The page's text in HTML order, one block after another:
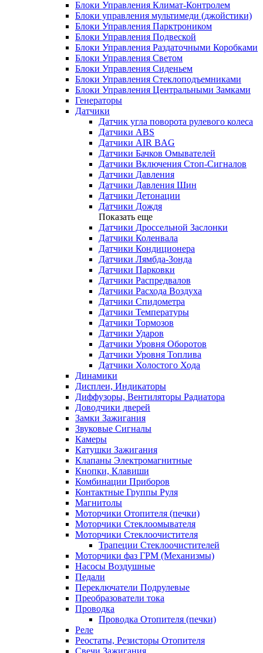
Блоки Управления Климат-Контролем
Блоки управления мультимеди (джойстики)
Блоки Управления Парктроником
Блоки Управления Подвеской
Блоки Управления Раздаточными Коробками
Блоки Управления Светом
Блоки Управления Сиденьем
Блоки Управления Стеклоподъемниками
Блоки Управления Центральными Замками
Генераторы
Датчики
Датчик угла поворота рулевого колеса
Датчики ABS
Датчики AIR BAG
Датчики Бачков Омывателей
Датчики Включения Стоп-Сигналов
Датчики Давления
Датчики Давления Шин
Датчики Детонации
Датчики Дождя
Показать еще
Датчики Дроссельной Заслонки
Датчики Коленвала
Датчики Кондиционера
Датчики Лямбда-Зонда
Датчики Парковки
Датчики Распредвалов
Датчики Расхода Воздуха
Датчики Спидометра
Датчики Температуры
Датчики Тормозов
Датчики Ударов
Датчики Уровня Оборотов
Датчики Уровня Топлива
Датчики Холостого Хода
Динамики
Дисплеи, Индикаторы
Диффузоры, Вентиляторы Радиатора
Доводчики дверей
Замки Зажигания
Звуковые Сигналы
Камеры
Катушки Зажигания
Клапаны Электромагнитные
Кнопки, Клавиши
Комбинации Приборов
Контактные Группы Руля
Магнитолы
Моторчики Отопителя (печки)
Моторчики Стеклоомывателя
Моторчики Стеклоочистителя
Трапеции Стеклоочистителей
Моторчики фаз ГРМ (Механизмы)
Насосы Воздушные
Педали
Переключатели Подрулевые
Преобразователи тока
Проводка
Проводка Отопителя (печки)
Реле
Реостаты, Резисторы Отопителя
Свечи Зажигания